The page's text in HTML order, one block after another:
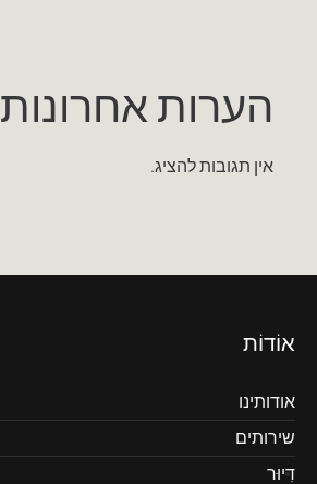
הערות אחרונות
אין תגובות להציג.
אוֹדוֹת
אודותינו
שירותים
דִיוּר